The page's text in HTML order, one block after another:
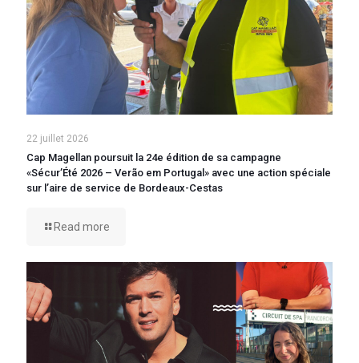
22 juillet 2026
Cap Magellan poursuit la 24e édition de sa campagne
«Sécur’Été 2026 – Verão em Portugal» avec une action spéciale
sur l’aire de service de Bordeaux-Cestas
Read more